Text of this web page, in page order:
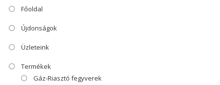
Főoldal
Újdonságok
Üzleteink
Termékek
Gáz-Riasztó fegyverek